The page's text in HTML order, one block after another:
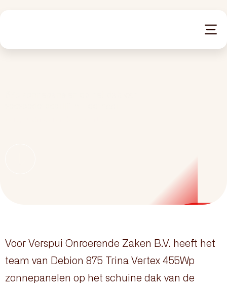
Voor Verspui Onroerende Zaken B.V. heeft het
team van Debion 875 Trina Vertex 455Wp
zonnepanelen op het schuine dak van de